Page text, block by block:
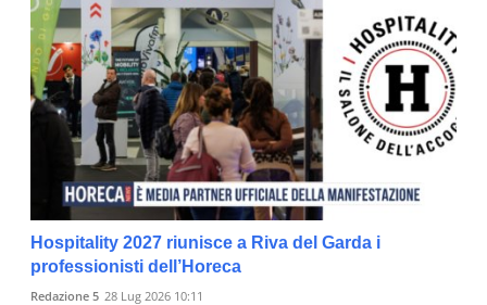
Hospitality 2027 riunisce a Riva del Garda i
professionisti dell’Horeca
Redazione 5 28 Lug 2026 10:11